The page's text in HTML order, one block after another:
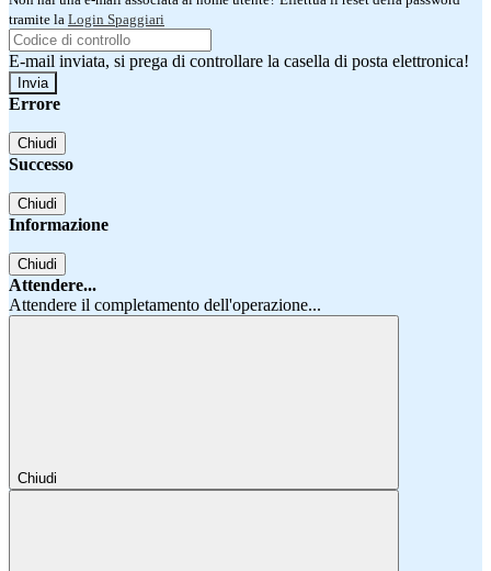
tramite la Login Spaggiari
E-mail inviata, si prega di controllare la casella di posta elettronica!
Errore
Chiudi
Successo
Chiudi
Informazione
Chiudi
Attendere...
Attendere il completamento dell'operazione...
Chiudi